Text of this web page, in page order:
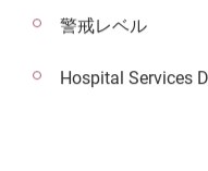
警戒レベル
Hospital Services